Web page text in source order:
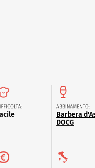
ABBINAMENTO:
Barbera
DOCG